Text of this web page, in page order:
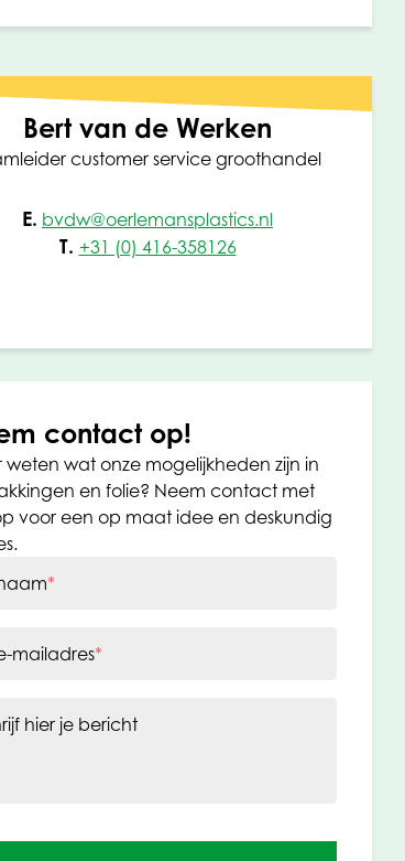
Bert van de Werken
customer service groothandel
E. bvdw@oerlemansplastics.nl
T. +31 (0) 416-358126
contact op!
weten wat onze mogelijkheden zijn in
en folie? Neem contact met
voor een op maat idee en deskundig
*
mailadres*
hier je bericht